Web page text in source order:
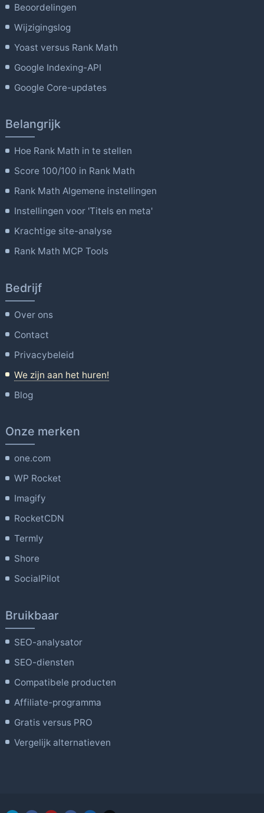
Beoordelingen
Wijzigingslog
Yoast versus Rank Math
Google Indexing-API
Google Core-updates
Belangrijk
Hoe Rank Math in te stellen
Score 100/100 in Rank Math
Rank Math Algemene instellingen
Instellingen voor 'Titels en meta'
Krachtige site-analyse
Rank Math MCP Tools
Bedrijf
Over ons
Contact
Privacybeleid
We zijn aan het huren!
Blog
Onze merken
one.com
WP Rocket
Imagify
RocketCDN
Termly
Shore
SocialPilot
Bruikbaar
SEO-analysator
SEO-diensten
Compatibele producten
Affiliate-programma
Gratis versus PRO
Vergelijk alternatieven